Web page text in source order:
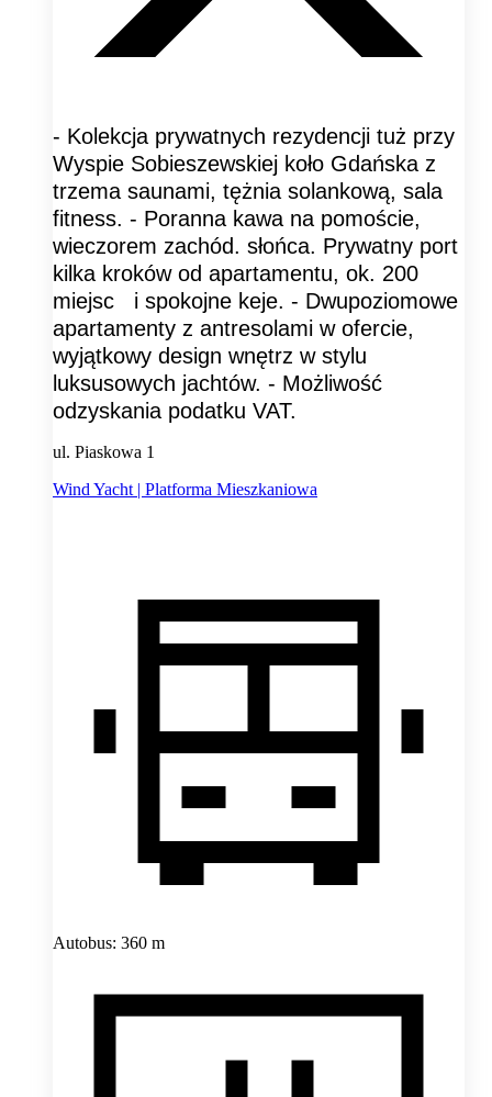
- Kolekcja prywatnych rezydencji tuż przy
Wyspie Sobieszewskiej koło Gdańska z
trzema saunami, tężnia solankową, sala
fitness. - Poranna kawa na pomoście,
wieczorem zachód. słońca. Prywatny port
kilka kroków od apartamentu, ok. 200
miejsc i spokojne keje. - Dwupoziomowe
apartamenty z antresolami w ofercie,
wyjątkowy design wnętrz w stylu
luksusowych jachtów. - Możliwość
odzyskania podatku VAT.
ul. Piaskowa 1
Wind Yacht | Platforma Mieszkaniowa
Autobus: 360 m